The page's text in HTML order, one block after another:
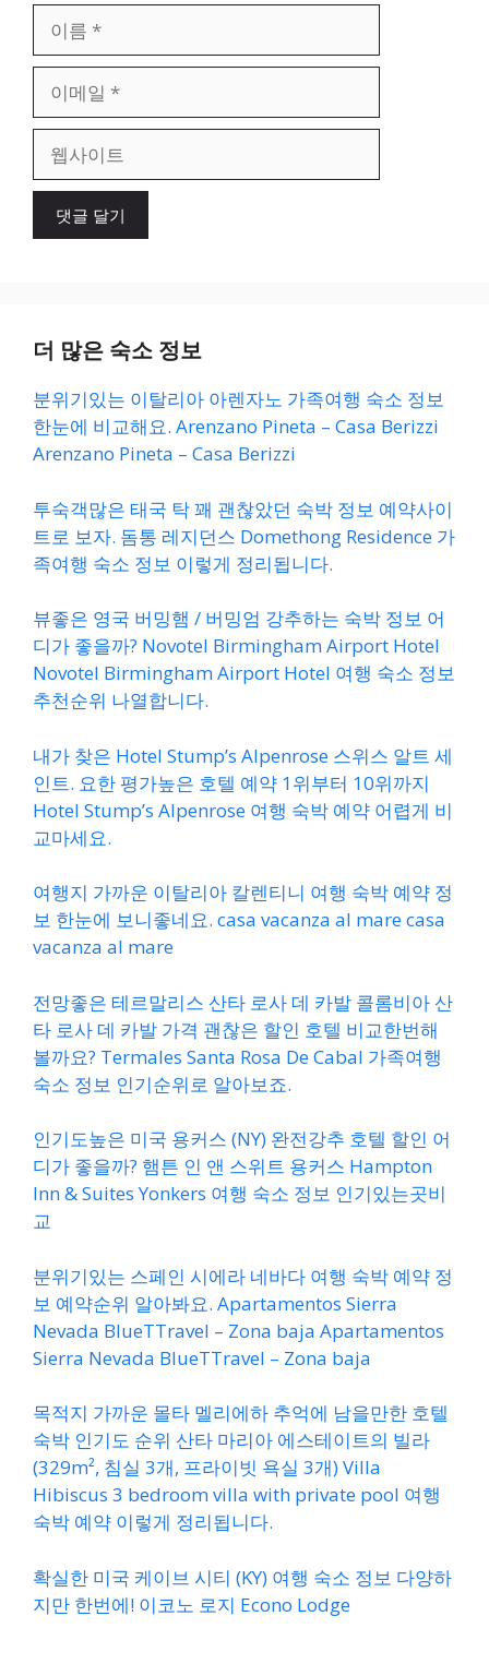
일
이
더 많은 숙소 정보
분위기있는 이탈리아 아렌자노 가족여행 숙소 정보
한눈에 비교해요. Arenzano Pineta – Casa Berizzi
Arenzano Pineta – Casa Berizzi
투숙객많은 태국 탁 꽤 괜찮았던 숙박 정보 예약사이
트로 보자. 돔통 레지던스 Domethong Residence 가
족여행 숙소 정보 이렇게 정리됩니다.
뷰좋은 영국 버밍햄 / 버밍엄 강추하는 숙박 정보 어
디가 좋을까? Novotel Birmingham Airport Hotel
Novotel Birmingham Airport Hotel 여행 숙소 정보
추천순위 나열합니다.
내가 찾은 Hotel Stump’s Alpenrose 스위스 알트 세
인트. 요한 평가높은 호텔 예약 1위부터 10위까지
Hotel Stump’s Alpenrose 여행 숙박 예약 어렵게 비
교마세요.
여행지 가까운 이탈리아 칼렌티니 여행 숙박 예약 정
보 한눈에 보니좋네요. casa vacanza al mare casa
vacanza al mare
전망좋은 테르말리스 산타 로사 데 카발 콜롬비아 산
타 로사 데 카발 가격 괜찮은 할인 호텔 비교한번해
볼까요? Termales Santa Rosa De Cabal 가족여행
숙소 정보 인기순위로 알아보죠.
인기도높은 미국 용커스 (NY) 완전강추 호텔 할인 어
디가 좋을까? 햄튼 인 앤 스위트 용커스 Hampton
Inn & Suites Yonkers 여행 숙소 정보 인기있는곳비
교
분위기있는 스페인 시에라 네바다 여행 숙박 예약 정
보 예약순위 알아봐요. Apartamentos Sierra
Nevada BlueTTravel – Zona baja Apartamentos
Sierra Nevada BlueTTravel – Zona baja
목적지 가까운 몰타 멜리에하 추억에 남을만한 호텔
숙박 인기도 순위 산타 마리아 에스테이트의 빌라
(329m², 침실 3개, 프라이빗 욕실 3개) Villa
Hibiscus 3 bedroom villa with private pool 여행
숙박 예약 이렇게 정리됩니다.
확실한 미국 케이브 시티 (KY) 여행 숙소 정보 다양하
지만 한번에! 이코노 로지 Econo Lodge